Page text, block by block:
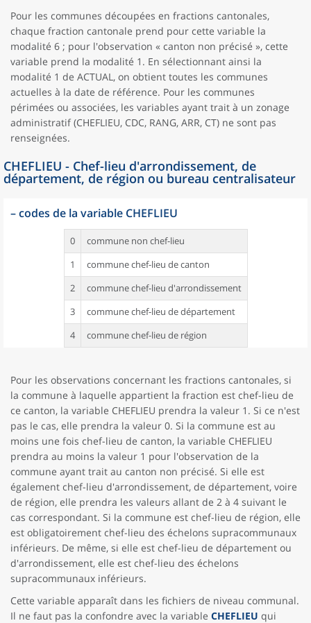
Pour les communes découpées en fractions cantonales,
chaque fraction cantonale prend pour cette variable la
modalité 6 ; pour l'observation « canton non précisé », cette
variable prend la modalité 1. En sélectionnant ainsi la
modalité 1 de ACTUAL, on obtient toutes les communes
actuelles à la date de référence. Pour les communes
périmées ou associées, les variables ayant trait à un zonage
administratif (CHEFLIEU, CDC, RANG, ARR, CT) ne sont pas
renseignées.
CHEFLIEU - Chef-lieu d'arrondissement, de
département, de région ou bureau centralisateur
–codes de la variable CHEFLIEU
0
commune non chef-lieu
1
commune chef-lieu de canton
2
commune chef-lieu d'arrondissement
3
commune chef-lieu de département
4
commune chef-lieu de région
Pour les observations concernant les fractions cantonales, si
la commune à laquelle appartient la fraction est chef-lieu de
ce canton, la variable CHEFLIEU prendra la valeur 1. Si ce n'est
pas le cas, elle prendra la valeur 0. Si la commune est au
moins une fois chef-lieu de canton, la variable CHEFLIEU
prendra au moins la valeur 1 pour l'observation de la
commune ayant trait au canton non précisé. Si elle est
également chef-lieu d'arrondissement, de département, voire
de région, elle prendra les valeurs allant de 2 à 4 suivant le
cas correspondant. Si la commune est chef-lieu de région, elle
est obligatoirement chef-lieu des échelons supracommunaux
inférieurs. De même, si elle est chef-lieu de département ou
d'arrondissement, elle est chef-lieu des échelons
supracommunaux inférieurs.
Cette variable apparaît dans les fichiers de niveau communal.
Il ne faut pas la confondre avec la variable CHEFLIEU qui